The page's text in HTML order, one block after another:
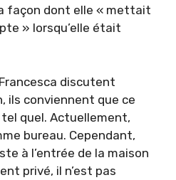
façon dont elle « mettait
» lorsqu’elle était
discutent
ils conviennent que ce
quel. Actuellement,
bureau. Cependant,
à l’entrée de la maison
privé, il n’est pas